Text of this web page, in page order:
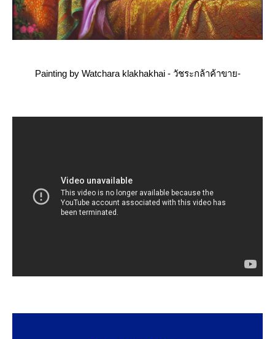
Painting by Watchara klakhakhai - วัชระ​กล้า​ค้าขาย​-